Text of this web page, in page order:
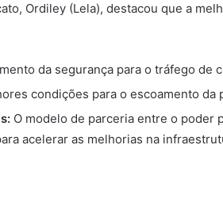
Ordiley (Lela), destacou que a
da segurança para o tráfego de
condições para o escoamento da
O modelo de parceria entre o poder
acelerar as melhorias na